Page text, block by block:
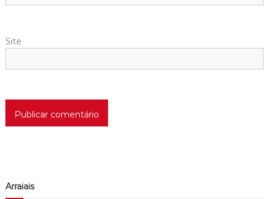
Site
Arraiais